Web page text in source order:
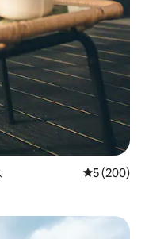
レビュー
5 (200)